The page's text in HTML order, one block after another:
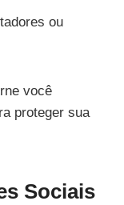
ou
você
proteger sua
Sociais